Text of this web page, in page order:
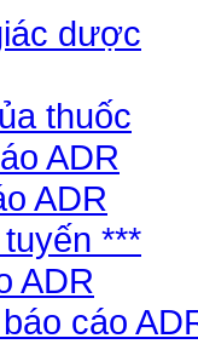
dược
thuốc
ADR
ADR
***
ADR
cáo